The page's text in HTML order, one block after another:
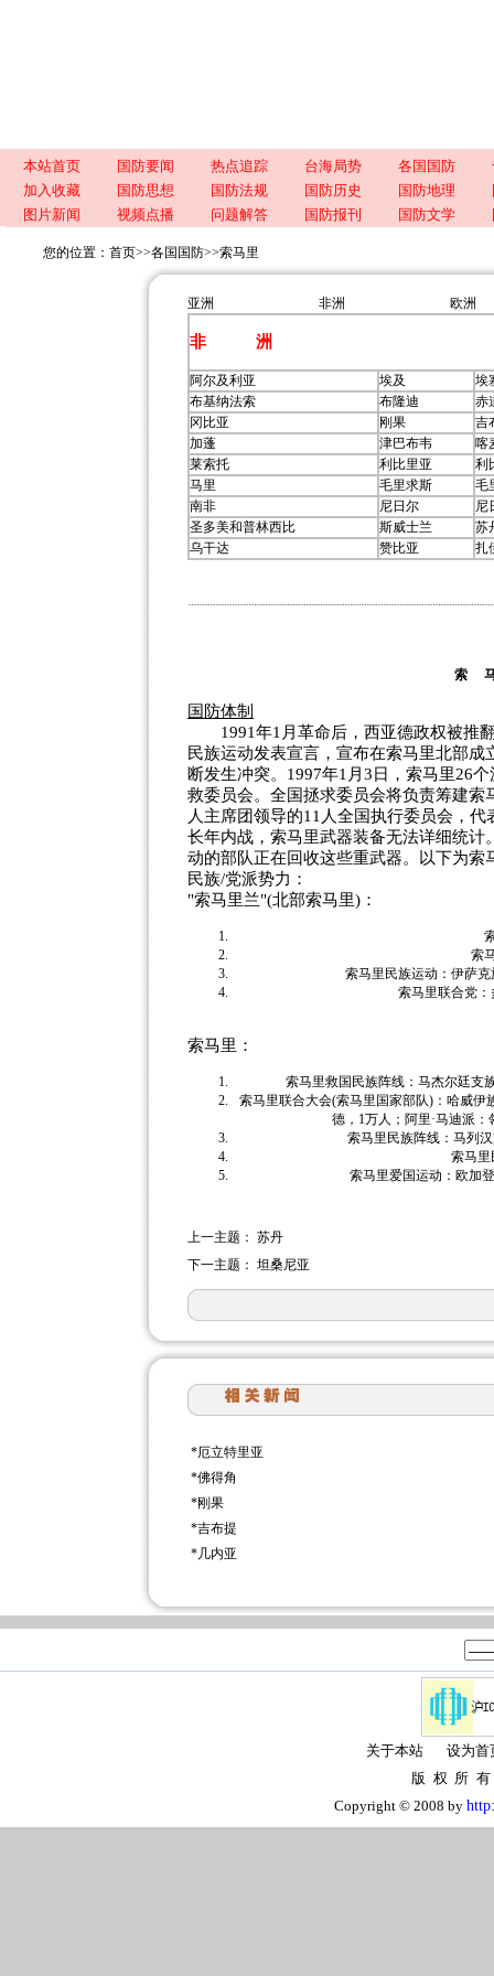
本站首页 国防要闻 热点追踪 台海局势 各国国防
加入收藏
国防思想 国防法规 国防历史 国防地理
图片新闻
视频点播 问题解答 国防报刊 国防文学
您的位置： 首页>>各国国防>>索马里
亚洲 非洲 欧洲
非 洲
阿尔及利亚 埃及
埃
布基纳法索
布隆迪
赤
冈比亚
刚果
吉
加蓬
津巴布韦
喀
莱索托
利比里亚
利
马里
毛里求斯
毛
南非
尼日尔
尼
圣多美和普林西比
斯威士兰
苏
乌干达
赞比亚 扎
索
国防体制
1991年1月革命后，西亚德政权被推翻
民族运动发表宣言，宣布在索马里北部
断发生冲突。1997年1月3日，索马里26
救委员会。全国拯求委员会将负责筹建
人主席团领导的11人全国执行委员会，
长年内战，索马里武器装备无法详细统
动的部队正在回收这些重武器。以下为索
民族/党派势力：
"索马里兰"(北部索马里)：
索
索马里民族运动：伊萨
索马里联合党
索马里：
索马里救国民族阵线：马杰尔廷支
索马里联合大会(索马里国家部队)：哈威伊
德，1万人；阿里·马迪派
索马里民族阵线：马列
索马
索马里爱国运动：欧加
上一主题： 苏丹
下一主题： 坦桑尼亚
*厄立特里亚
*佛得角
*刚果
*吉布提
*几内亚